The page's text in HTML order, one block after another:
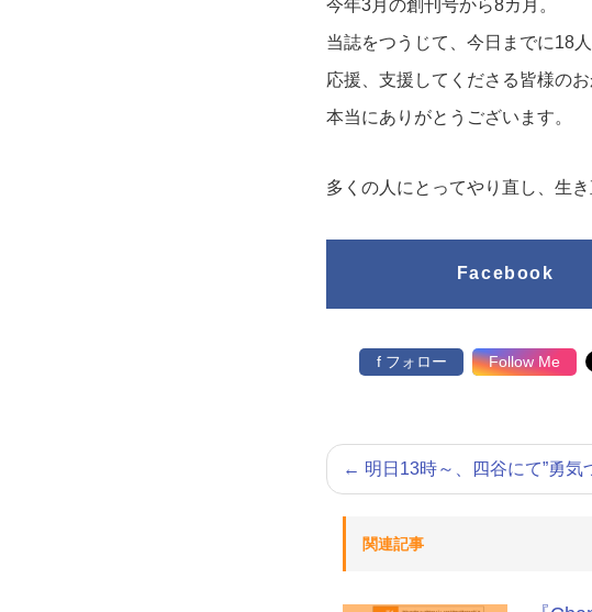
今年3月の創刊号から8カ月。
当誌をつうじて、今日までに18
応援、支援してくださる皆様のお
本当にありがとうございます。
多くの人にとってやり直し、生
Facebook
f フォロー Follow Me
← 明日13時～、四谷にて”勇気
関連記事